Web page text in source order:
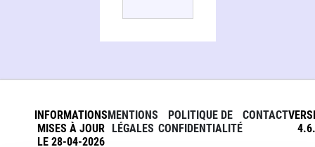
INFORMATIONS
MISES À JOUR
LE 28-04-2026
MENTIONS
LÉGALES
POLITIQUE DE
CONFIDENTIALITÉ
CONTACT